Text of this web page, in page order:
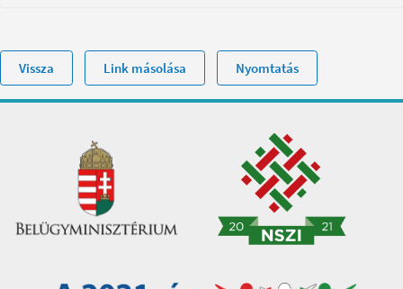
Vissza Link másolása Nyomtatás